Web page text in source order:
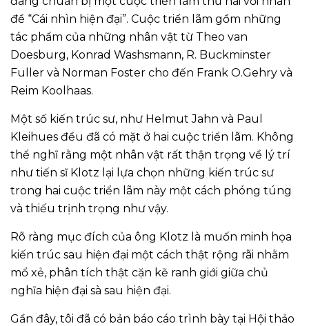
đề “Cái nhìn hiện đại”. Cuộc triển lãm gồm những
tác phẩm của những nhân vật từ Theo van
Doesburg, Konrad Washsmann, R. Buckminster
Fuller và Norman Foster cho đến Frank O.Gehry và
Reim Koolhaas.
Một số kiến trúc sư, như Helmut Jahn và Paul
Kleihues đều đã có mặt ở hai cuộc triển lãm. Không
thể nghĩ rằng một nhân vật rất thận trọng về lý trí
như tiến sĩ Klotz lại lựa chọn những kiến trúc sư
trong hai cuộc triển lãm này một cách phóng túng
và thiếu trịnh trọng như vậy.
Rõ ràng mục đích của ông Klotz là muốn minh họa
kiến trúc sau hiện đại một cách thật rộng rãi nhằm
mổ xẻ, phân tích thật cặn kẽ ranh giới giữa chủ
nghĩa hiện đại sà sau hiện đại.
Gần đây, tôi đã có bản báo cáo trình bày tại Hội thảo